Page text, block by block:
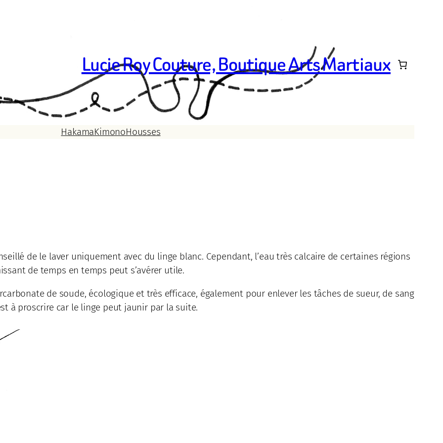
Lucie Roy Couture, Boutique Arts Martiaux
HakamaKimonoHousses
de le laver uniquement avec du linge blanc. Cependant, l’eau très calcaire de certaines régions
de temps en temps peut s’avérer utile.
de soude, écologique et très efficace, également pour enlever les tâches de sueur, de sang
à proscrire car le linge peut jaunir par la suite.